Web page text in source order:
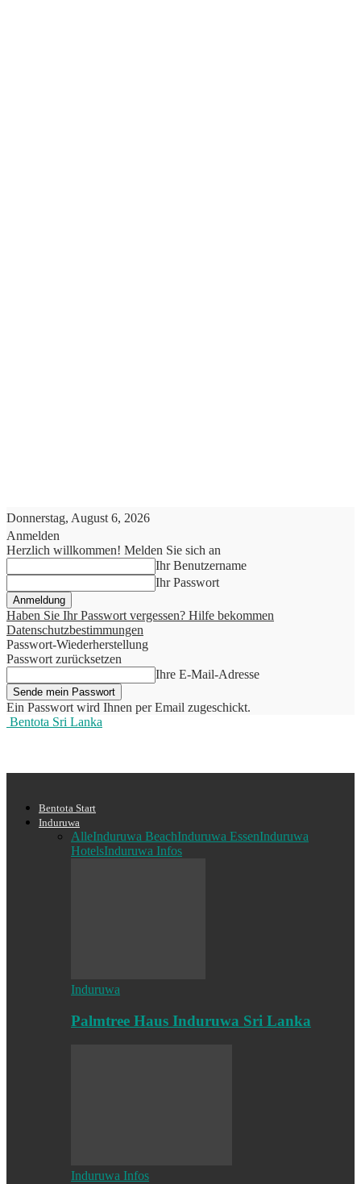
Donnerstag, August 6, 2026
Anmelden
Herzlich willkommen! Melden Sie sich an
Ihr Benutzername
Ihr Passwort
Haben Sie Ihr Passwort vergessen? Hilfe bekommen
Datenschutzbestimmungen
Passwort-Wiederherstellung
Passwort zurücksetzen
Ihre E-Mail-Adresse
Ein Passwort wird Ihnen per Email zugeschickt.
Bentota Sri Lanka
Bentota Start
Induruwa
AlleInduruwa BeachInduruwa EssenInduruwa
HotelsInduruwa Infos
Induruwa
Palmtree Haus Induruwa Sri Lanka
Induruwa Infos